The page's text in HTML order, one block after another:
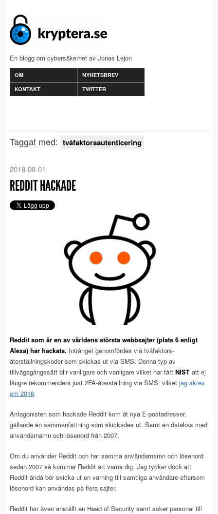
En blogg om cybersäkerhet av Jonas Lejon
OM
NYHETSBREV
KONTAKT
TWITTER
Taggat med: tvåfaktorsautenticering
2018-08-01
REDDIT HACKADE
Reddit som är en av världens största webbsajter (plats 6 enligt
Alexa) har hackats. Intrånget genomfördes via tvåfaktors-
återställningskoder som skickas ut via SMS. Denna typ av
tillvägagångssätt blir vanligare och vanligare vilket har fått NIST att ej
längre rekommendera just 2FA-återställning via SMS, vilket jag skrev
om 2016.
Antagonisten som hackade Reddit kom åt nya E-postadresser,
gällande en sammanfattning som skickades ut. Samt en databas med
användarnamn och lösenord från 2007.
Om du använder Reddit och har samma användarnamn och lösenord
sedan 2007 så kommer Reddit att varna dig. Jag tycker dock att
Reddit ändå bör skicka ut en varning till samtliga användare eftersom
lösenord kan användas på flera sajter.
Reddit har även anställt en Head of Security samt söker personal till